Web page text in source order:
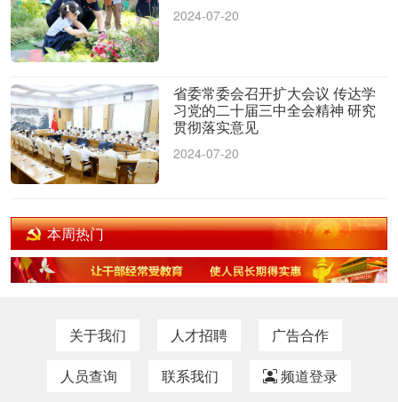
2024-07-20
省委常委会召开扩大会议 传达学
习党的二十届三中全会精神 研究
贯彻落实意见
2024-07-20
本周热门
关于我们 人才招聘
广告合作
人员查询
联系我们 频道登录